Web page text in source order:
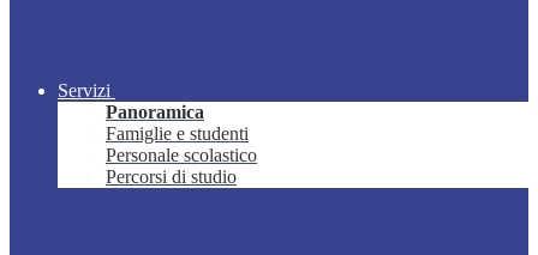
Servizi
Panoramica
Famiglie e studenti
Personale scolastico
Percorsi di studio